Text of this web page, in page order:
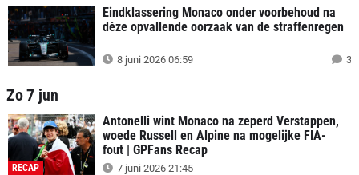
Eindklassering Monaco onder voorbehoud na
déze opvallende oorzaak van de straffenregen
8 juni 2026 06:59 3
Zo 7 jun
RECAP
Antonelli wint Monaco na zeperd Verstappen,
woede Russell en Alpine na mogelijke FIA-
fout | GPFans Recap
7 juni 2026 21:45